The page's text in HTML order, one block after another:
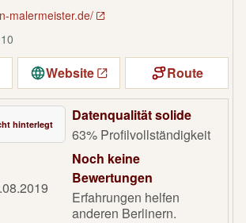
malermeister.de/
Website Route
hinterlegt
Datenqualität solide
63% Profilvollständigkeit
Noch keine
Bewertungen
Erfahrungen helfen
anderen Berlinern.